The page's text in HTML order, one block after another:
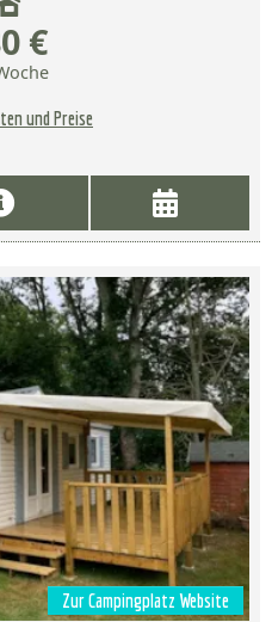
€
und Preise
Zur Campingplatz Website